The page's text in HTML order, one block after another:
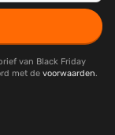
van Black Friday
met de voorwaarden.